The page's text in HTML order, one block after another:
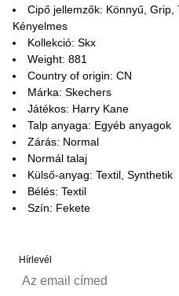
Cipő jellemzők: Könnyű, Grip,
Kényelmes
Kollekció: Skx
Weight: 881
Country of origin: CN
Márka: Skechers
Játékos: Harry Kane
Talp anyaga: Egyéb anyagok
Zárás: Normal
Normál talaj
Külső-anyag: Textil, Synthetik
Bélés: Textil
Szín: Fekete
Hírlevél